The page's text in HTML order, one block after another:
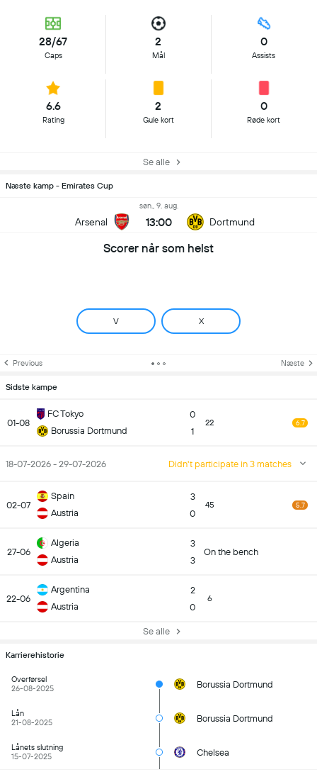
28/67
Caps
2
Mål
0
Assists
6.6
Rating
2
Gule kort
0
Røde kort
Se alle
Næste kamp - Emirates Cup
Arsenal
søn., 9. aug.
13:00 Dortmund
Scorer når som helst
V X
Previous Næste
Sidste kampe
01-08
FC Tokyo
Borussia Dortmund
0
1
22 6.7
18-07-2026 - 29-07-2026 Didn't participate in 3 matches
02-07
Spain
Austria
3
0
45 5.7
27-06
Algeria
Austria
3
3
On the bench
22-06
Argentina
Austria
2
0
6
Se alle
Karrierehistorie
Overførsel
26-08-2025
Borussia Dortmund
Lån
21-08-2025
Borussia Dortmund
Lånets slutning
15-07-2025
Chelsea